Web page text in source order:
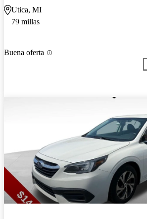
Utica, MI
79 millas
Buena oferta